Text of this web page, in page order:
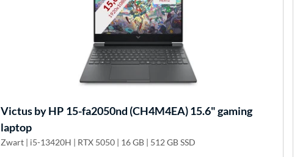
Victus by HP 15-fa2050nd (CH4M4EA) 15.6" gaming
laptop
Zwart | i5-13420H | RTX 5050 | 16 GB | 512 GB SSD